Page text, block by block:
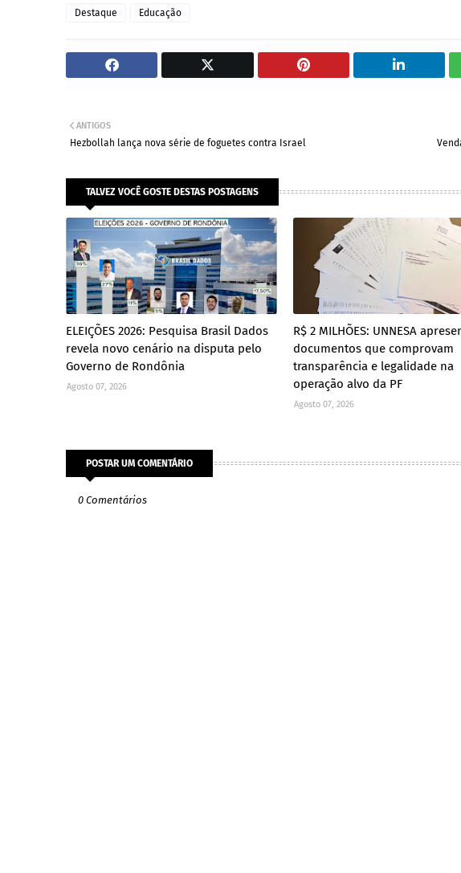
Destaque Educação
ANTIGOS
Hezbollah lança nova série de foguetes contra Israel
TALVEZ VOCÊ GOSTE DESTAS POSTAGENS
ELEIÇÕES 2026: Pesquisa Brasil Dados
revela novo cenário na disputa pelo
Governo de Rondônia
Agosto 07, 2026
R$ 2 MILHÕES: UNNESA
documentos que comprovam
transparência e legalidade na
operação alvo da PF
Agosto 07, 2026
POSTAR UM COMENTÁRIO
0 Comentários